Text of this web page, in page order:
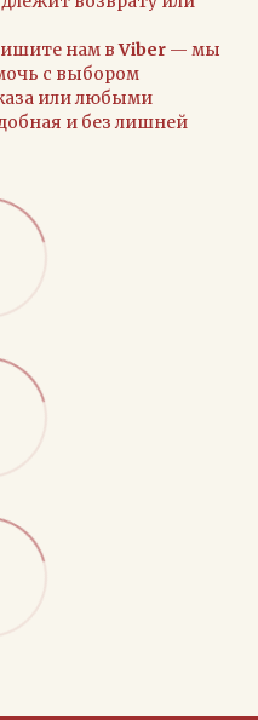
нам вViber — мы
с выбором
или любыми
и без лишней